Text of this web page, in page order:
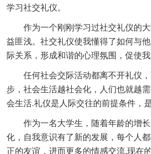
学习社交礼仪。
作为一个刚刚学习过社交礼仪的
益匪浅。社交礼仪使我懂得了如何与
际关系，形成和谐的心理氛围，促使我
任何社会交际活动都离不开礼仪
步，社会生活越社会化，人们也就越
会生活.礼仪是人际交往的前提条件，
作为一名大学生，随着年龄的增
化，自我意识有了新的发展，每个人
正的友谊，进而更多的情感交流.现在